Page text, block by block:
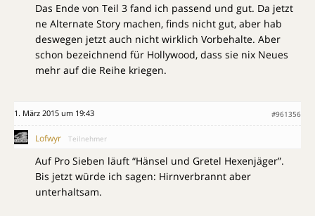
Das Ende von Teil 3 fand ich passend und gut. Da jetzt
ne Alternate Story machen, finds nicht gut, aber hab
deswegen jetzt auch nicht wirklich Vorbehalte. Aber
schon bezeichnend für Hollywood, dass sie nix Neues
mehr auf die Reihe kriegen.
1. März 2015 um 19:43 #961356
Lofwyr Teilnehmer
Auf Pro Sieben läuft “Hänsel und Gretel Hexenjäger”.
Bis jetzt würde ich sagen: Hirnverbrannt aber
unterhaltsam.